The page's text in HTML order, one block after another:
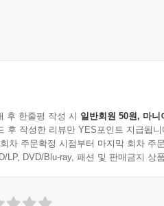
후 한줄평 작성 시 일반회원 50원, 마니
후 작성한 리뷰만 YES포인트 지급됩니
차 주문확정 시점부터 마지막 회차 주
LP, DVD/Blu-ray, 패션 및 판매금지 상